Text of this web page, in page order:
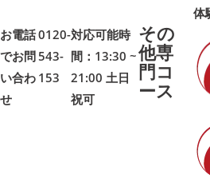
体
お電話
でお問
い合わ
せ
0120-
543-
153
対応可能時
間：13:30 ~
21:00 土日
祝可
その
他専
門コ
ース